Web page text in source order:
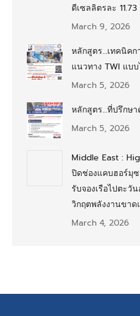
ดีเซลลิตรละ
March 9, 2026
หลักสูตร…เทคนิคก
แนวทาง TWI แบ
March 5, 2026
หลักสูตร…ที่ปรึกษ
March 5, 2026
Middle East :
ปิดช่องแคบฮอร์มุซ
รับจองเรือไปตะวั
วิกฤตพลังงานขา
March 4, 2026